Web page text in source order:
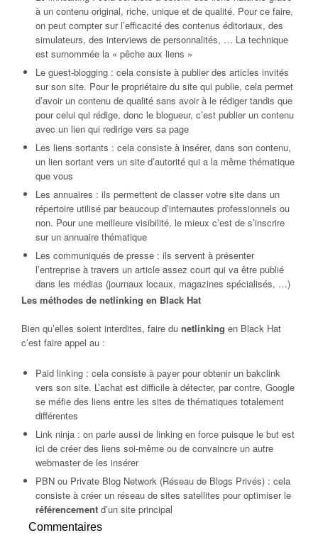
à un contenu original, riche, unique et de qualité. Pour ce faire,
on peut compter sur l’efficacité des contenus éditoriaux, des
simulateurs, des interviews de personnalités, … La technique
est surnommée la « pêche aux liens »
Le guest-blogging : cela consiste à publier des articles invités
sur son site. Pour le propriétaire du site qui publie, cela permet
d’avoir un contenu de qualité sans avoir à le rédiger tandis que
pour celui qui rédige, donc le blogueur, c’est publier un contenu
avec un lien qui redirige vers sa page
Les liens sortants : cela consiste à insérer, dans son contenu,
un lien sortant vers un site d’autorité qui a la même thématique
que vous
Les annuaires : ils permettent de classer votre site dans un
répertoire utilisé par beaucoup d’internautes professionnels ou
non. Pour une meilleure visibilité, le mieux c’est de s’inscrire
sur un annuaire thématique
Les communiqués de presse : ils servent à présenter
l’entreprise à travers un article assez court qui va être publié
dans les médias (journaux locaux, magazines spécialisés, …)
Les méthodes de netlinking en Black Hat
Bien qu’elles soient interdites, faire du netlinking en Black Hat
c’est faire appel au :
Paid linking : cela consiste à payer pour obtenir un bakclink
vers son site. L’achat est difficile à détecter, par contre, Google
se méfie des liens entre les sites de thématiques totalement
différentes
Link ninja : on parle aussi de linking en force puisque le but est
ici de créer des liens soi-même ou de convaincre un autre
webmaster de les insérer
PBN ou Private Blog Network (Réseau de Blogs Privés) : cela
consiste à créer un réseau de sites satellites pour optimiser le
référencement d’un site principal
Commentaires